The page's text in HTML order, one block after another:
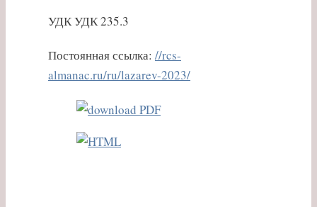
УДК УДК 235.3
Постоянная ссылка: //rcs-
almanac.ru/ru/lazarev-2023/